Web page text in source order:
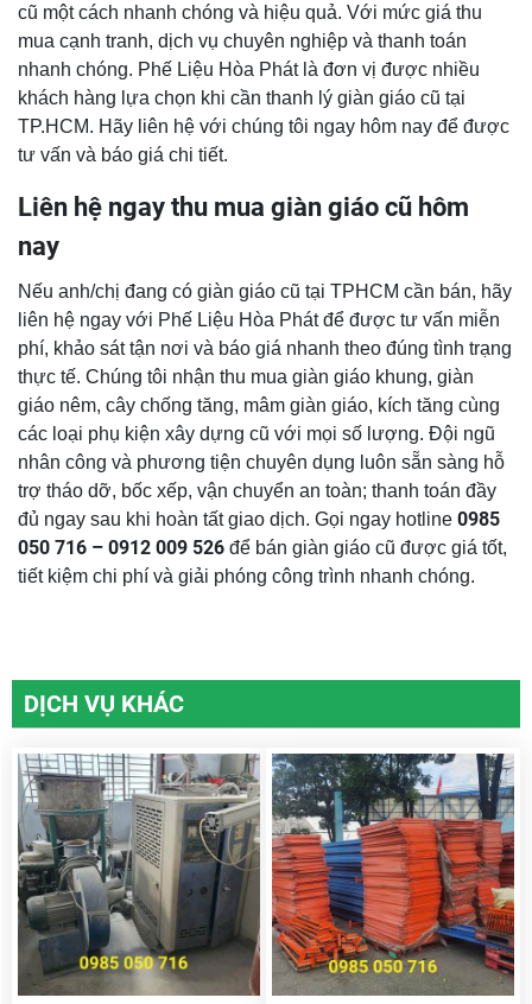
cũ một cách nhanh chóng và hiệu quả. Với mức giá thu
mua cạnh tranh, dịch vụ chuyên nghiệp và thanh toán
nhanh chóng. Phế Liệu Hòa Phát là đơn vị được nhiều
khách hàng lựa chọn khi cần thanh lý giàn giáo cũ tại
TP.HCM. Hãy liên hệ với chúng tôi ngay hôm nay để được
tư vấn và báo giá chi tiết.
Liên hệ ngay thu mua giàn giáo cũ hôm
nay
Nếu anh/chị đang có giàn giáo cũ tại TPHCM cần bán, hãy
liên hệ ngay với Phế Liệu Hòa Phát để được tư vấn miễn
phí, khảo sát tận nơi và báo giá nhanh theo đúng tình trạng
thực tế. Chúng tôi nhận thu mua giàn giáo khung, giàn
giáo nêm, cây chống tăng, mâm giàn giáo, kích tăng cùng
các loại phụ kiện xây dựng cũ với mọi số lượng. Đội ngũ
nhân công và phương tiện chuyên dụng luôn sẵn sàng hỗ
trợ tháo dỡ, bốc xếp, vận chuyển an toàn; thanh toán đầy
đủ ngay sau khi hoàn tất giao dịch. Gọi ngay hotline 0985
050 716 – 0912 009 526 để bán giàn giáo cũ được giá tốt,
tiết kiệm chi phí và giải phóng công trình nhanh chóng.
DỊCH VỤ KHÁC